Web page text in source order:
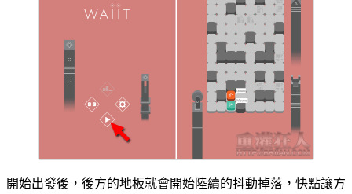
開始出發後，後方的地板就會開始陸續的抖動掉落，快點讓方